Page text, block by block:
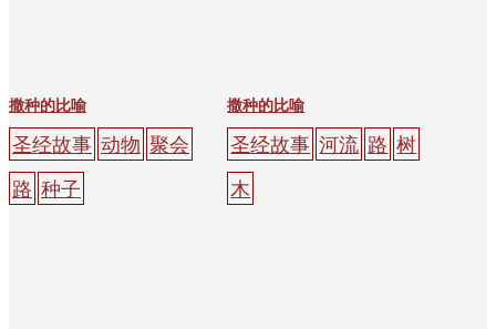
撒种的比喻
圣经故事 动物 聚会
路 种子
撒种的比喻
圣经故事 河流 路 树
木